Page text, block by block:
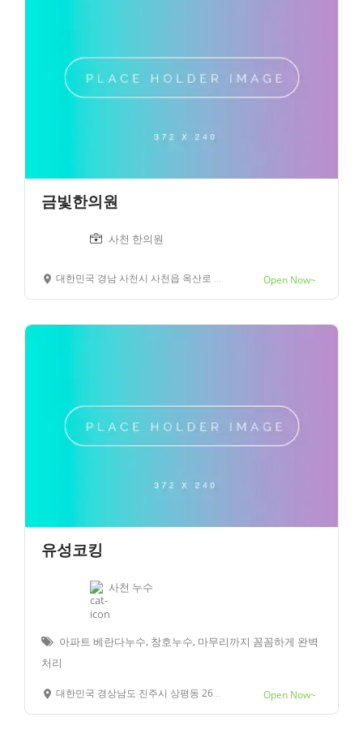
금빛한의원
사천 한의원
대한민국 경남 사천시 사천읍 옥산로 30 Open Now~
유성코킹
사천 누수
아파트 베란다누수, 창호누수, 마무리까지 꼼꼼하게 완벽
처리
대한민국 경상남도 진주시 상평동 261-7 Open Now~